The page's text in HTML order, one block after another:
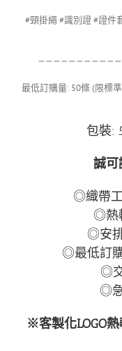
#頸掛繩 #識別證 #證件
最低訂購量: 50條 (限標
包裝:
誠可
◎織帶
◎熱
◎安
◎最低訂
◎
◎
※客製化LOGO